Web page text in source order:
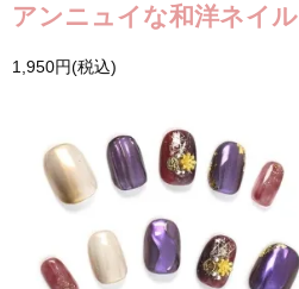
アンニュイな和洋ネイル
1,950円(税込)